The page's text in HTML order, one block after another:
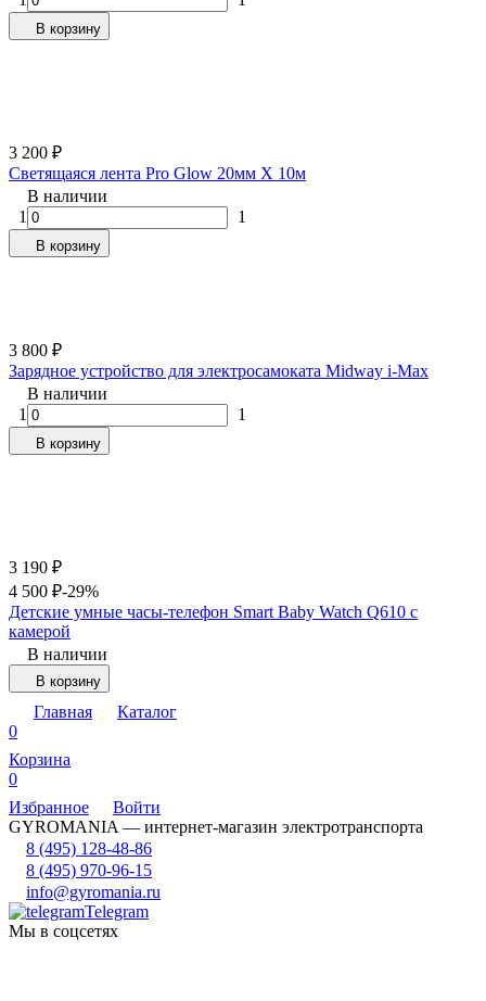
В корзину
3 200 ₽
Светящаяся лента Pro Glow 20мм Х 10м
В наличии
1
1
В корзину
3 800 ₽
Зарядное устройство для электросамоката Midway i-Max
В наличии
1
1
В корзину
3 190 ₽
4 500 ₽-29%
Детские умные часы-телефон Smart Baby Watch Q610 с
камерой
В наличии
В корзину
Главная
Каталог
0
Корзина
0
Избранное
Войти
GYROMANIA — интернет-магазин электротранспорта
8 (495) 128-48-86
8 (495) 970-96-15
info@gyromania.ru
Telegram
Мы в соцсетях